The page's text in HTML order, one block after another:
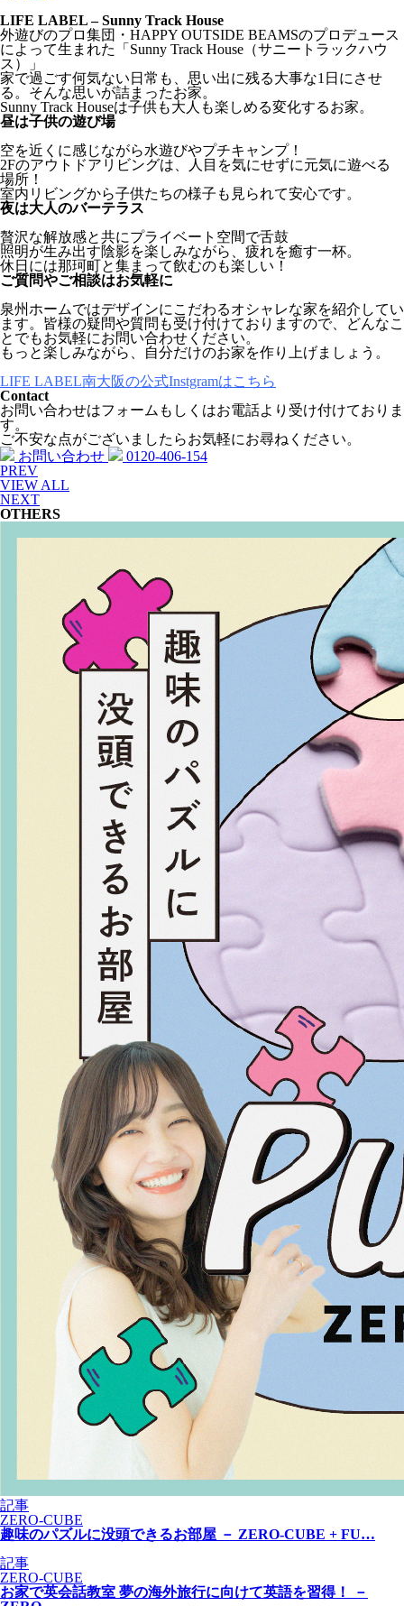
LIFE LABEL – Sunny Track House
外遊びのプロ集団・HAPPY OUTSIDE BEAMSのプロデュース
によって生まれた「Sunny Track House（サニートラックハウ
ス）」
家で過ごす何気ない日常も、思い出に残る大事な1日にさせ
る。そんな思いが詰まったお家。
Sunny Track Houseは子供も大人も楽しめる変化するお家。
昼は子供の遊び場
空を近くに感じながら水遊びやプチキャンプ！
2Fのアウトドアリビングは、人目を気にせずに元気に遊べる
場所！
室内リビングから子供たちの様子も見られて安心です。
夜は大人のバーテラス
贅沢な解放感と共にプライベート空間で舌鼓
照明が生み出す陰影を楽しみながら、疲れを癒す一杯。
休日には那珂町と集まって飲むのも楽しい！
ご質問やご相談はお気軽に
泉州ホームではデザインにこだわるオシャレな家を紹介してい
ます。皆様の疑問や質問も受け付けておりますので、どんなこ
とでもお気軽にお問い合わせください。
もっと楽しみながら、自分だけのお家を作り上げましょう。
LIFE LABEL南大阪の公式Instgramはこちら
Contact
お問い合わせはフォームもしくはお電話より受け付けておりま
す。
ご不安な点がございましたらお気軽にお尋ねください。
お問い合わせ
0120-406-154
PREV
VIEW ALL
NEXT
OTHERS
記事
ZERO-CUBE
趣味のパズルに没頭できるお部屋 － ZERO-CUBE + FU…
記事
ZERO-CUBE
お家で英会話教室 夢の海外旅行に向けて英語を習得！ －